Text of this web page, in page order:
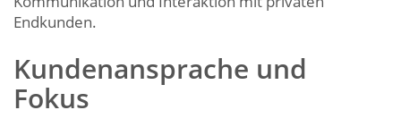
Endkunden.
Kundenansprache und
Fokus